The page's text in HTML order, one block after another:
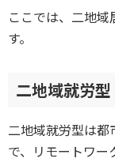
ここでは、二地
す。
二地域就労型
二地域就労型は
で、リモートワー